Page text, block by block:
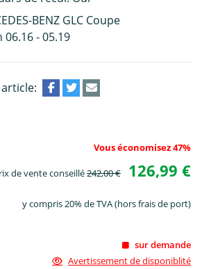
BENZ GLC Coupe
- 05.19
Vous économisez 47%
de vente conseillé242,00 € 126,99 €
y compris 20% de TVA (hors frais de port)
sur demande
Avertissement de disponiblité